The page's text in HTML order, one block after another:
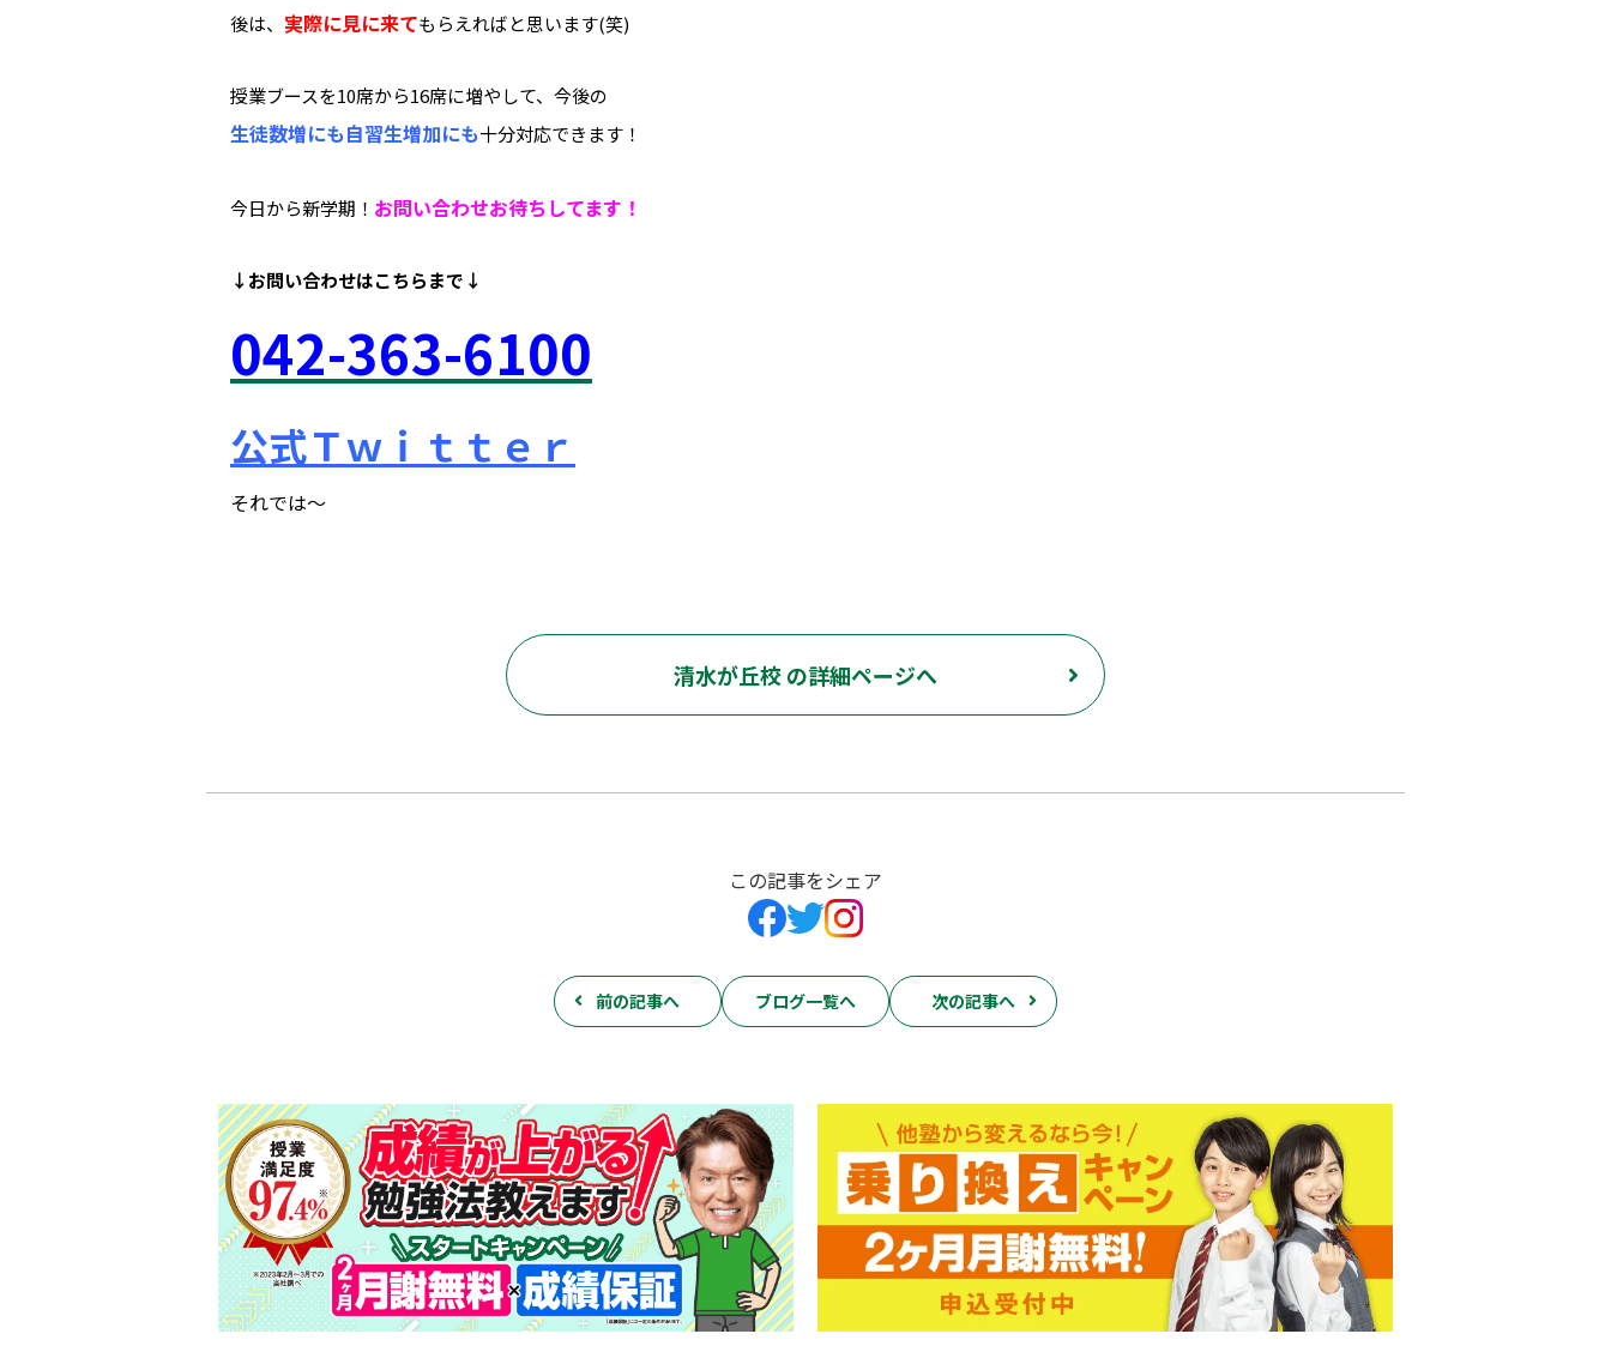
後は、 実際に見に来てもらえればと思います(笑)
授業ブースを10席から16席に増やして、今後の
生徒数増にも自習生増加にも十分対応できます！
今日から新学期！ お問い合わせお待ちしてます！
↓お問い合わせはこちらまで↓
042-363-6100
公式Ｔｗｉｔｔｅｒ
それでは～
清水が丘校 の詳細ページへ
この記事をシェア
前の記事へ ブログ一覧へ 次の記事へ